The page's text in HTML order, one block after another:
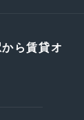
ら賃貸オ